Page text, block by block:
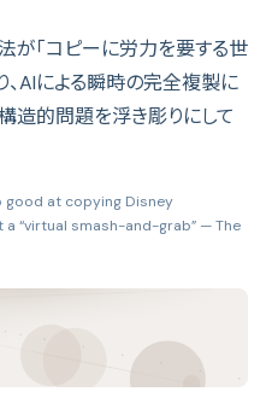
が「コピーに労力を要する世
、AIによる瞬時の完全複製に
造的問題を浮き彫りにして
good at copying Disney
“virtual smash-and-grab” — The